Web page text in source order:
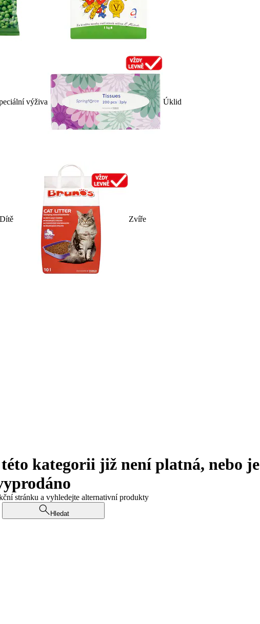
výživa Úklid
Dítě Zvíře
kategorii již není platná, nebo je
stránku a vyhledejte alternativní produkty
Hledat